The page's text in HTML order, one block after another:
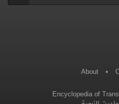
About •
Encyclopedia of